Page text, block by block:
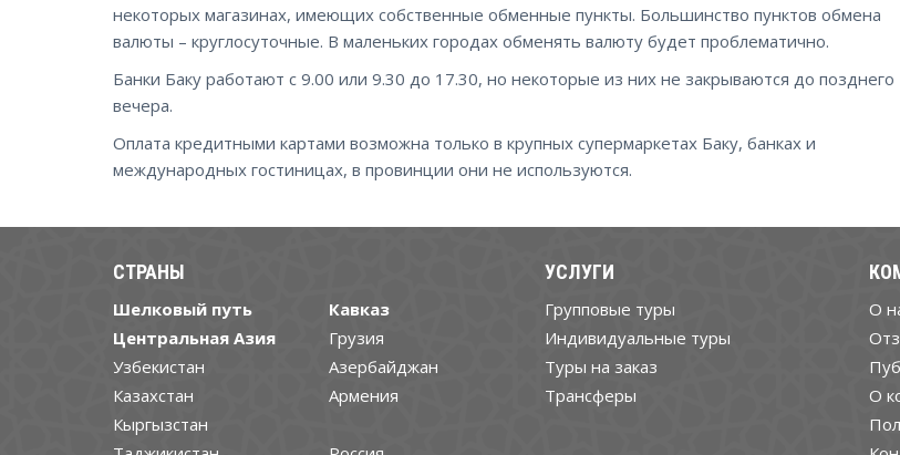
некоторых магазинах, имеющих собственные обменные пункты. Большинство пунктов обмена
валюты – круглосуточные. В маленьких городах обменять валюту будет проблематично.
Банки Баку работают с 9.00 или 9.30 до 17.30, но некоторые из них не закрываются до позднего
вечера.
Оплата кредитными картами возможна только в крупных супермаркетах Баку, банках и
международных гостиницах, в провинции они не используются.
СТРАНЫ
Шелковый путь
Центральная Азия
Узбекистан
Казахстан
Кыргызстан
Кавказ
Грузия
Азербайджан
Армения
УСЛУГИ
Групповые туры
Индивидуальные туры
Туры на заказ
Трансферы
О
О